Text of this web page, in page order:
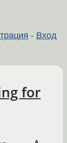
- Вход
for